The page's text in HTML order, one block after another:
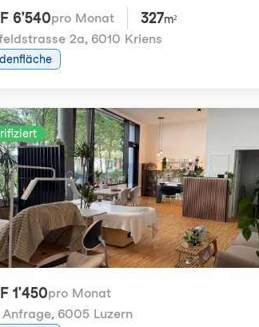
6'540pro Monat 327m²
2a, 6010 Kriens
1'450pro Monat
, 6005 Luzern